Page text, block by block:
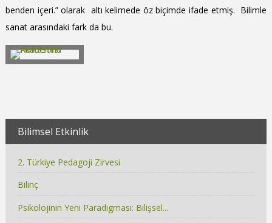
benden içeri.” olarak altı kelimede öz biçimde ifade etmiş. Bilimle
sanat arasındaki fark da bu.
Bilimsel Etkinlik
2. Türkiye Pedagoji Zirvesi
Bilinç
Psikolojinin Yeni Paradigması: Bilişsel...